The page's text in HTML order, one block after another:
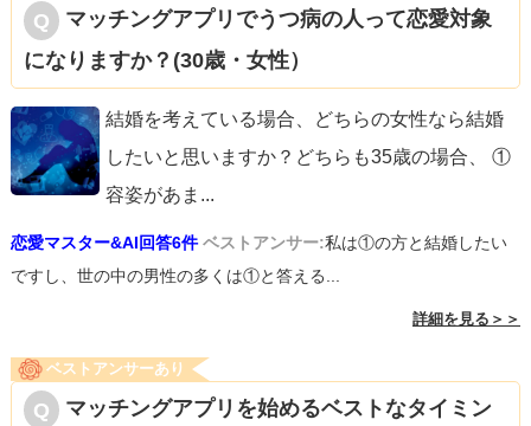
マッチングアプリでうつ病の人って恋愛対象
になりますか？(30歳・女性）
結婚を考えている場合、どちらの女性なら結婚
したいと思いますか？どちらも35歳の場合、 ①
容姿があま ...
恋愛マスター&AI回答6件 ベストアンサー:私は①の方と結婚したい
ですし、世の中の男性の多くは①と答える...
詳細を見る＞＞
ベストアンサーあり
マッチングアプリを始めるベストなタイミン